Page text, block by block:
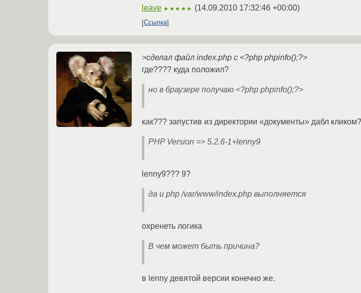
leave ★★★★★ (14.09.2010 17:32:46 +00:00)
Ссылка
>сделал файл index.php с <?php phpinfo();?>
где???? куда положил?
но в браузере получаю <?php phpinfo();?>
как??? запустив из директории «документы» дабл кликом?
PHP Version => 5.2.6-1+lenny9
lenny9??? 9?
да и php /var/www/index.php выполняется
охренеть логика
В чем может быть причина?
в lenny девятой версии конечно же.